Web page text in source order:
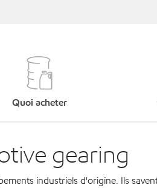
Quoi acheter
gearing
industriels d'origine. Ils